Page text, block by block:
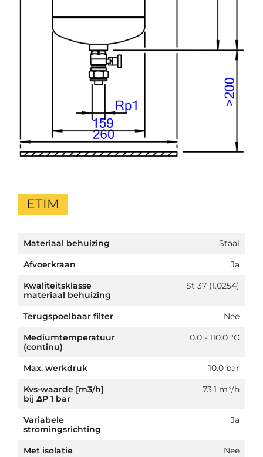
ETIM
Materiaal behuizing
Staal
Afvoerkraan
Ja
Kwaliteitsklasse
materiaal behuizing
St 37 (1.0254)
Terugspoelbaar filter
Nee
Mediumtemperatuur
(continu)
0.0 - 110.0 °C
Max. werkdruk
10.0 bar
Kvs-waarde [m3/h]
bij ΔP 1 bar
73.1 m³/h
Variabele
stromingsrichting
Ja
Met isolatie Nee